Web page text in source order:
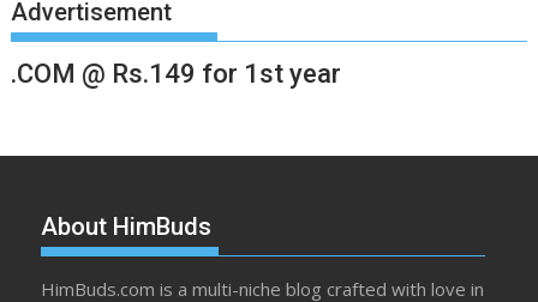
Advertisement
.COM @ Rs.149 for 1st year
About HimBuds
HimBuds.com is a multi-niche blog crafted with love in